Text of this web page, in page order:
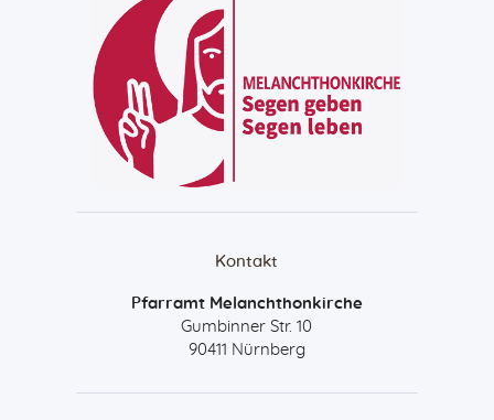
Kontakt
Pfarramt Melanchthonkirche
Gumbinner Str. 10
90411 Nürnberg